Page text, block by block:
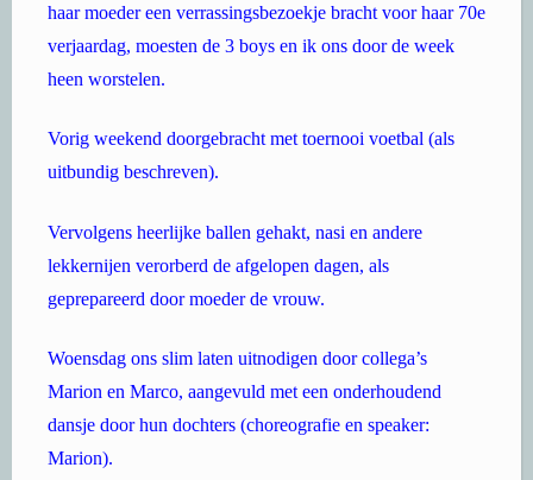
haar moeder een verrassingsbezoekje bracht voor haar 70e
verjaardag, moesten de 3 boys en ik ons door de week
heen worstelen.
Vorig weekend doorgebracht met toernooi voetbal (als
uitbundig beschreven).
Vervolgens heerlijke ballen gehakt, nasi en andere
lekkernijen verorberd de afgelopen dagen, als
geprepareerd door moeder de vrouw.
Woensdag ons slim laten uitnodigen door collega’s
Marion en Marco, aangevuld met een onderhoudend
dansje door hun dochters (choreografie en speaker:
Marion).